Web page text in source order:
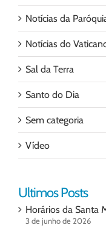
Notícias da
Notícias do
Sal da Terra
Santo do Dia
Sem categoria
Vídeo
Ultimos Posts
Horários da Santa
3 de junho de 2026